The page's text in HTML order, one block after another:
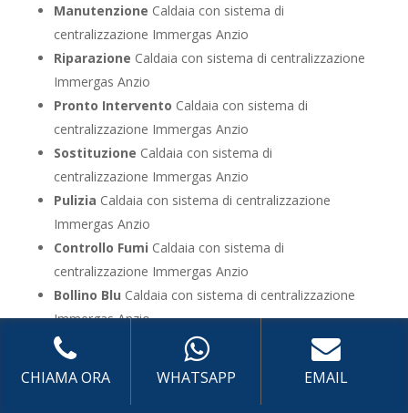
Manutenzione Caldaia con sistema di
centralizzazione Immergas Anzio
Riparazione Caldaia con sistema di centralizzazione
Immergas Anzio
Pronto Intervento Caldaia con sistema di
centralizzazione Immergas Anzio
Sostituzione Caldaia con sistema di
centralizzazione Immergas Anzio
Pulizia Caldaia con sistema di centralizzazione
Immergas Anzio
Controllo Fumi Caldaia con sistema di
centralizzazione Immergas Anzio
Bollino Blu Caldaia con sistema di centralizzazione
Immergas Anzio
Vendita
Caldaia con sistema di centralizzazione
CHIAMA ORA WHATSAPP EMAIL